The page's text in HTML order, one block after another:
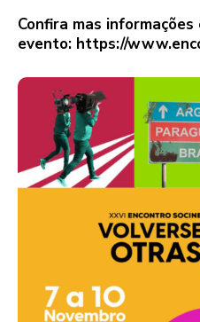
Confira mas
evento: https://